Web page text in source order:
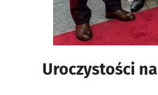
Uroczystości